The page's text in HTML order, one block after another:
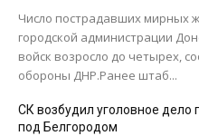
Число пострадавших мирных
городской администрации
войск возросло до четырех,
обороны ДНР.Ранее штаб...
СК возбудил уголовное дело
под Белгородом